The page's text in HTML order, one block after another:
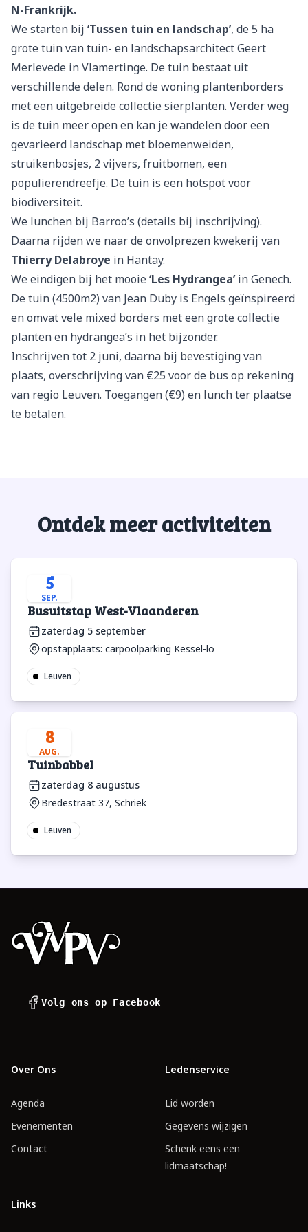
N-Frankrijk.
We starten bij ‘Tussen tuin en landschap’, de 5 ha
grote tuin van tuin- en landschapsarchitect Geert
Merlevede in Vlamertinge. De tuin bestaat uit
verschillende delen. Rond de woning plantenborders
met een uitgebreide collectie sierplanten. Verder weg
is de tuin meer open en kan je wandelen door een
gevarieerd landschap met bloemenweiden,
struikenbosjes, 2 vijvers, fruitbomen, een
populierendreefje. De tuin is een hotspot voor
biodiversiteit.
We lunchen bij Barroo’s (details bij inschrijving).
Daarna rijden we naar de onvolprezen kwekerij van
Thierry Delabroye in Hantay.
We eindigen bij het mooie‘Les Hydrangea’in Genech.
De tuin (4500m2) van Jean Duby is Engels geïnspireerd
en omvat vele mixed borders met een grote collectie
planten en hydrangea’s in het bijzonder.
Inschrijven tot 2 juni, daarna bij bevestiging van
plaats, overschrijving van €25 voor de bus op rekening
van regio Leuven. Toegangen (€9) en lunch ter plaatse
te betalen.
Ontdek meer activiteiten
5
SEP.
Busuitstap West-Vlaanderen
zaterdag 5 september
opstapplaats: carpoolparking Kessel-lo
Leuven
8
AUG.
Tuinbabbel
zaterdag 8 augustus
Bredestraat 37, Schriek
Leuven
Volg ons op Facebook
Over Ons
Agenda
Evenementen
Contact
Ledenservice
Lid worden
Gegevens wijzigen
Schenk eens een
lidmaatschap!
Links